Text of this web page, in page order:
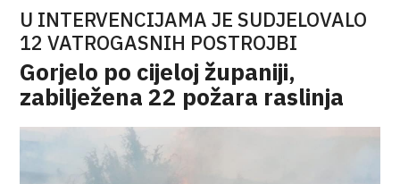
U INTERVENCIJAMA JE SUDJELOVALO
12 VATROGASNIH POSTROJBI
Gorjelo po cijeloj županiji,
zabilježena 22 požara raslinja